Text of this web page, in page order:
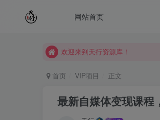
网站首页
欢迎来到天行资源库！
欢迎来到天行资源库！
首页 VIP项目 正文
最新自媒体变现课程